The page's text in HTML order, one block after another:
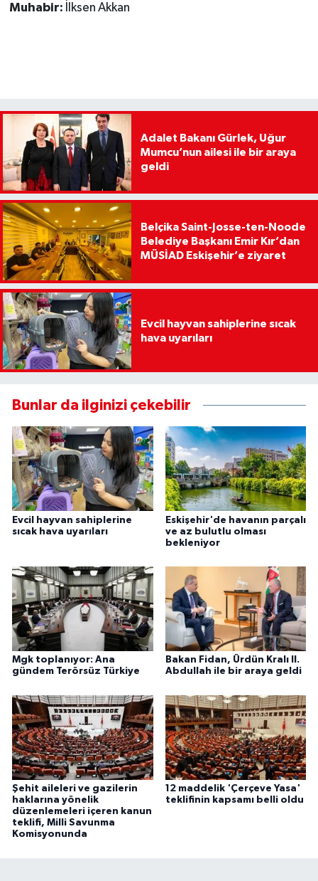
Muhabir: İlksen Akkan
Adalet Bakanı Gürlek, Uğur
Mumcu’nun ailesi ile bir araya
geldi
Belçika Saint-Josse-ten-Noode
Belediye Başkanı Emir Kır’dan
MÜSİAD Eskişehir’e ziyaret
Evcil hayvan sahiplerine sıcak
hava uyarıları
Bunlar da ilginizi çekebilir
Evcil hayvan sahiplerine
sıcak hava uyarıları
Eskişehir'de havanın parçalı
ve az bulutlu olması
bekleniyor
Mgk toplanıyor: Ana
gündem Terörsüz Türkiye
Bakan Fidan, Ürdün Kralı II.
Abdullah ile bir araya geldi
Şehit aileleri ve gazilerin
haklarına yönelik
düzenlemeleri içeren kanun
teklifi, Milli Savunma
Komisyonunda
12 maddelik 'Çerçeve Yasa'
teklifinin kapsamı belli oldu